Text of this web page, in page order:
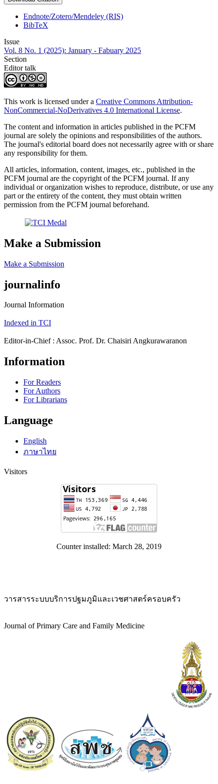
Endnote/Zotero/Mendeley (RIS)
BibTeX
Issue
Vol. 8 No. 1 (2025): January - Fabuary 2025
Section
Editor talk
This work is licensed under a Creative Commons Attribution-
NonCommercial-NoDerivatives 4.0 International License.
The content and information in articles published in the PCFM
journal are solely the opinions and responsibilities of the authors.
The journal's editorial board does not necessarily agree with or share
any responsibility for them.
All articles, information, content, images, etc., published in the
PCFM journal are the copyright of the PCFM journal. If any
individual or organization wishes to reproduce, distribute, or use any
part or the entirety of the content, they must obtain written
permission from the PCFM journal beforehand.
Make a Submission
Make a Submission
journalinfo
Journal Information
Indexed in TCI
Editor-in-Chief : Assoc. Prof. Dr. Chaisiri Angkurawaranon
Information
For Readers
For Authors
For Librarians
Language
English
ภาษาไทย
Visitors
Counter installed: March 28, 2019
วารสารระบบบริการปฐมภูมิและเวชศาสตร์ครอบครัว
Journal of Primary Care and Family Medicine